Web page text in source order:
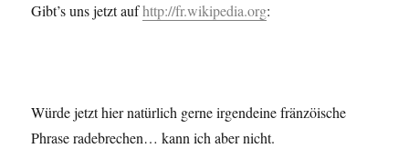
Gibt’s uns jetzt aufhttp://fr.wikipedia.org:
Würde jetzt hier natürlich gerne irgendeine fränzöische
Phrase radebrechen… kann ich aber nicht.